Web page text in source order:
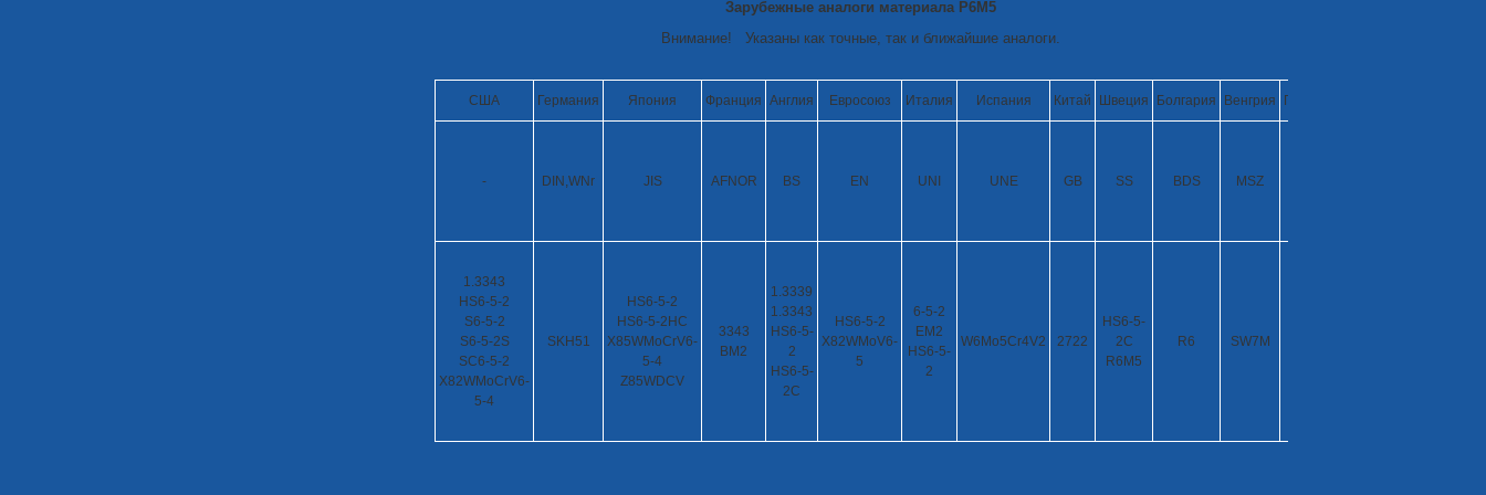
Зарубежные аналоги материала Р6М5
Внимание! Указаны как точные, так и ближайшие аналоги.
США Германия Япония Франция Англия Евросоюз Италия Испания Китай Швеция Болгария Венгрия Польша
- DIN,WNr JIS AFNOR BS EN UNI UNE GB SS BDS MSZ
1.3343
HS6-5-2
S6-5-2
S6-5-2S
SC6-5-2
X82WMoCrV6-
5-4
SKH51
HS6-5-2
HS6-5-2HC
X85WMoCrV6-
5-4
Z85WDCV
3343
BM2
1.3339
1.3343
HS6-5-
2
HS6-5-
2C
HS6-5-2
X82WMoV6-
5
6-5-2
EM2
HS6-5-
2
W6Mo5Cr4V2 2722
HS6-5-
2C
R6M5
R6 SW7M